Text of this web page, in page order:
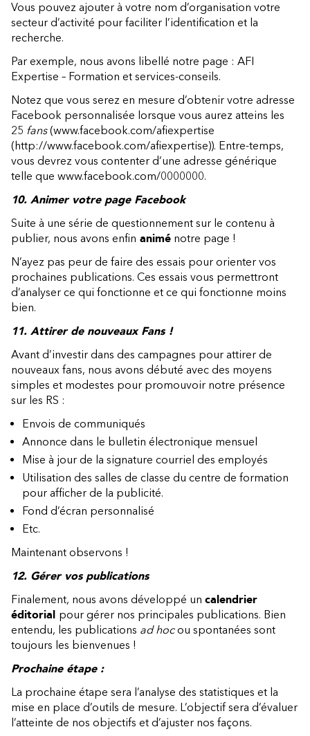
Vous pouvez ajouter à votre nom d’organisation votre
secteur d’activité pour faciliter l’identification et la
recherche.
Par exemple, nous avons libellé notre page : AFI
Expertise – Formation et services-conseils.
Notez que vous serez en mesure d’obtenir votre adresse
Facebook personnalisée lorsque vous aurez atteins les
25 fans(www.facebook.com/afiexpertise
(http://www.facebook.com/afiexpertise)). Entre-temps,
vous devrez vous contenter d’une adresse générique
telle que www.facebook.com/0000000.
10. Animer votre page Facebook
Suite à une série de questionnement sur le contenu à
publier, nous avons enfin animé notre page !
N’ayez pas peur de faire des essais pour orienter vos
prochaines publications. Ces essais vous permettront
d’analyser ce qui fonctionne et ce qui fonctionne moins
bien.
11. Attirer de nouveaux Fans !
Avant d’investir dans des campagnes pour attirer de
nouveaux fans, nous avons débuté avec des moyens
simples et modestes pour promouvoir notre présence
sur les RS :
Envois de communiqués
Annonce dans le bulletin électronique mensuel
Mise à jour de la signature courriel des employés
Utilisation des salles de classe du centre de formation
pour afficher de la publicité.
Fond d’écran personnalisé
Etc.
Maintenant observons !
12. Gérer vos publications
Finalement, nous avons développé un calendrier
éditorial pour gérer nos principales publications. Bien
entendu, les publications ad hocou spontanées sont
toujours les bienvenues !
Prochaine étape :
La prochaine étape sera l’analyse des statistiques et la
mise en place d’outils de mesure. L’objectif sera d’évaluer
l’atteinte de nos objectifs et d’ajuster nos façons.